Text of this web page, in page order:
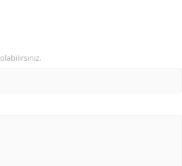
olabilirsiniz.